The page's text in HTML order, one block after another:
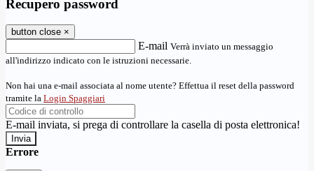
Recupero password
button close ×
E-mail Verrà inviato un messaggio
all'indirizzo indicato con le istruzioni necessarie.
Non hai una e-mail associata al nome utente? Effettua il reset della password
tramite la Login Spaggiari
E-mail inviata, si prega di controllare la casella di posta elettronica!
Errore